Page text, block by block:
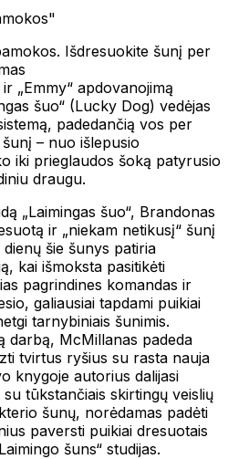
Išdresuokite šunį per
„Emmy“ apdovanojimą
šuo“ (Lucky Dog) vedėjas
padedančią vos per
– nuo išlepusio
iki prieglaudos šoką patyrusio
draugu.
„Laimingas šuo“, Brandonas
ir „niekam netikusį“ šunį
šie šunys patiria
kai išmoksta pasitikėti
pagrindines komandas ir
galiausiai tapdami puikiai
tarnybiniais šunimis.
darbą, McMillanas padeda
tvirtus ryšius su rasta nauja
knygoje autorius dalijasi
tūkstančiais skirtingų veislių
šunų, norėdamas padėti
paversti puikiai dresuotais
šuns“ studijas.